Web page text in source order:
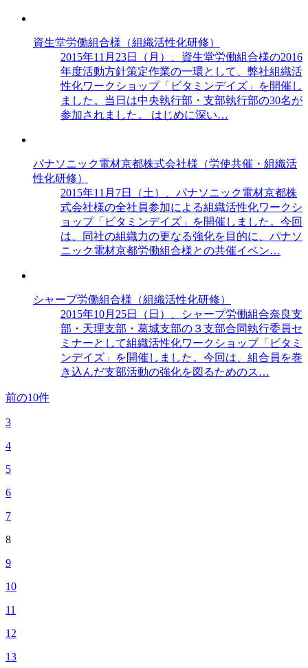
資生堂労働組合様（組織活性化研修）
2015年11月23日（月）、資生堂労働組合様の2016
年度活動方針策定作業の一環として、弊社組織活
性化ワークショップ「ビタミンデイズ」を開催し
ました。当日は中央執行部・支部執行部の30名が
参加されました。 はじめに深い…
パナソニック電材京都株式会社様（労使共催・組織活
性化研修）
2015年11月7日（土）、パナソニック電材京都株
式会社様の全社員参加による組織活性化ワークシ
ョップ「ビタミンデイズ」を開催しました。今回
は、同社の組織力の更なる強化を目的に、パナソ
ニック電材京都労働組合様との共催イベン…
シャープ労働組合様（組織活性化研修）
2015年10月25日（日）、シャープ労働組合奈良支
部・天理支部・葛城支部の３支部合同執行委員セ
ミナーとして組織活性化ワークショップ「ビタミ
ンデイズ」を開催しました。今回は、組合員を巻
き込んだ支部活動の強化を図るためのス…
前の10件
3
4
5
6
7
8
9
10
11
12
13